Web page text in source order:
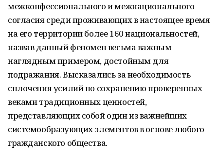
межконфессионального и межнационального
согласия среди проживающих в настоящее время
на его территории более 160 национальностей,
назвав данный феномен весьма важным
наглядным примером, достойным для
подражания. Высказались за необходимость
сплочения усилий по сохранению проверенных
веками традиционных ценностей,
представляющих собой один из важнейших
системообразующих элементов в основе любого
гражданского общества.